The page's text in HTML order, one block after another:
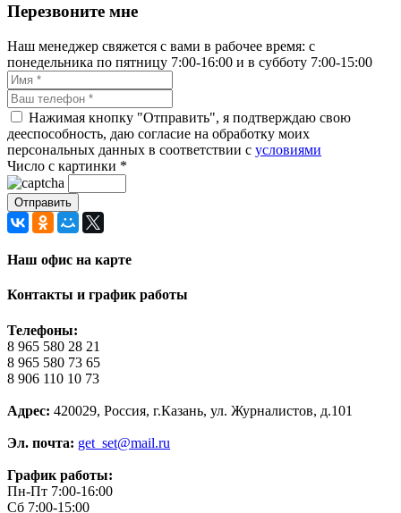
Перезвоните мне
Наш менеджер свяжется с вами в рабочее время: с
понедельника по пятницу 7:00-16:00 и в субботу 7:00-15:00
Нажимая кнопку "Отправить", я подтверждаю свою
дееспособность, даю согласие на обработку моих
персональных данных в соответствии с условиями
Число с картинки *
Наш офис на карте
Контакты и график работы
Телефоны:
8 965 580 28 21
8 965 580 73 65
8 906 110 10 73
Адрес: 420029, Россия, г.Казань, ул. Журналистов, д.101
Эл. почта: get_set@mail.ru
График работы:
Пн-Пт 7:00-16:00
Сб 7:00-15:00